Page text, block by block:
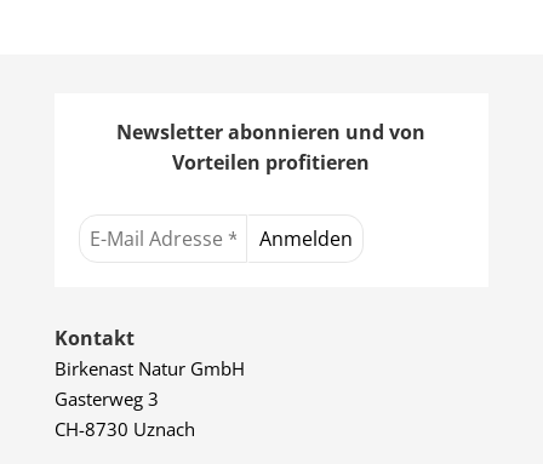
Newsletter abonnieren und von
Vorteilen profitieren
Kontakt
Birkenast Natur GmbH
Gasterweg 3
CH-8730 Uznach